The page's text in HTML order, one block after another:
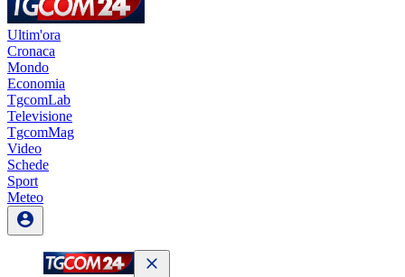
Ultim'ora
Cronaca
Mondo
Economia
TgcomLab
Televisione
TgcomMag
Video
Schede
Sport
Meteo